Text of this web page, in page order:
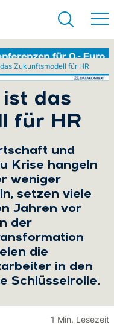
Zukunftsmodell für HR
das
für HR
und
Krise hangeln
weniger
setzen viele
Jahren vor
der
die
in den
Schlüsselrolle.
1 Min. Lesezeit